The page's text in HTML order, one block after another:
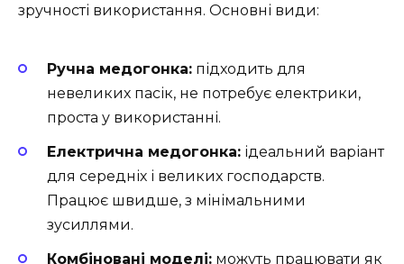
зручності використання. Основні види:
Ручна медогонка: підходить для
невеликих пасік, не потребує електрики,
проста у використанні.
Електрична медогонка: ідеальний варіант
для середніх і великих господарств.
Працює швидше, з мінімальними
зусиллями.
Комбіновані моделі: можуть працювати як